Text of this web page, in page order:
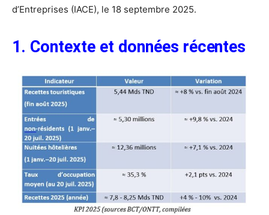
d’Entreprises (IACE), le 18 septembre 2025.
1. Contexte et données récentes